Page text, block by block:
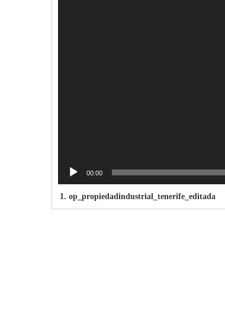
00:00
1. op_propiedadindustrial_tenerife_editada